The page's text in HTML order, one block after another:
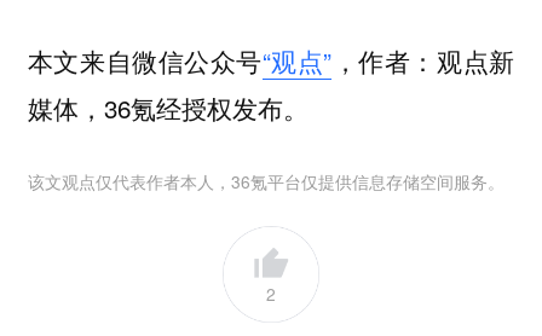
本文来自微信公众号“观点” ，作者：观点新
媒体，36氪经授权发布。
该文观点仅代表作者本人，36氪平台仅提供信息存储空间服务。
2